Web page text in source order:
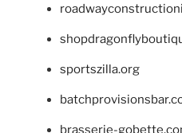
sportszilla.org
brasserie-